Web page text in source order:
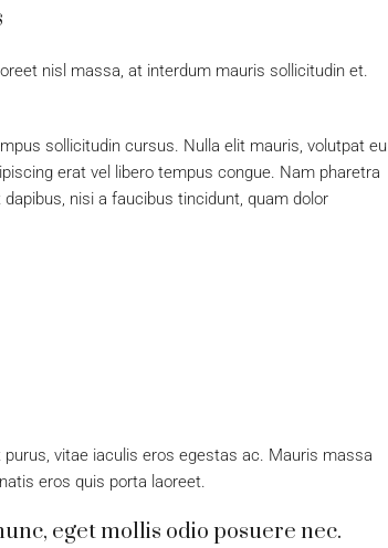
nisl massa, at interdum mauris sollicitudin et.
sollicitudin cursus. Nulla elit mauris, volutpat eu
erat vel libero tempus congue. Nam pharetra
nisi a faucibus tincidunt, quam dolor
vitae iaculis eros egestas ac. Mauris massa
eros quis porta laoreet.
eget mollis odio posuere nec.